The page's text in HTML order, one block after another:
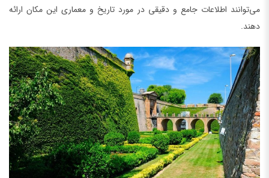
می‌توانند اطلاعات جامع و دقیقی در مورد تاریخ و معماری این مکان ارائه
دهند.